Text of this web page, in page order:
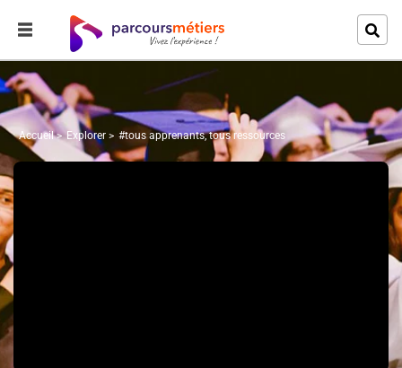
Accueil Explorer #tous apprenants, tous ressources